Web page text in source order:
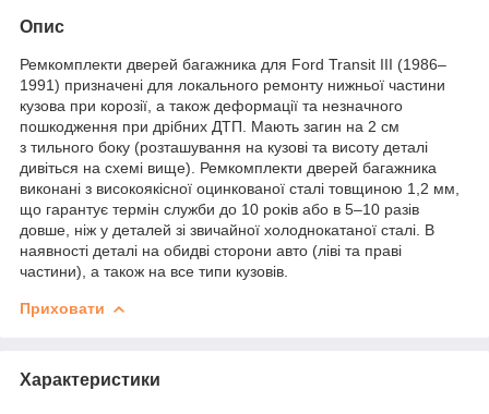
Опис
Ремкомплекти дверей багажника для Ford Transit III (1986–
1991) призначені для локального ремонту нижньої частини
кузова при корозії, а також деформації та незначного
пошкодження при дрібних ДТП. Мають загин на 2 см
з тильного боку (розташування на кузові та висоту деталі
дивіться на схемі вище). Ремкомплекти дверей багажника
виконані з високоякісної оцинкованої сталі товщиною 1,2 мм,
що гарантує термін служби до 10 років або в 5–10 разів
довше, ніж у деталей зі звичайної холоднокатаної сталі. В
наявності деталі на обидві сторони авто (ліві та праві
частини), а також на все типи кузовів.
Приховати
Характеристики